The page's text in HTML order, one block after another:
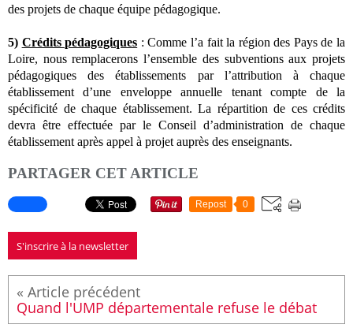
des projets de chaque équipe pédagogique.
5) Crédits pédagogiques : Comme l’a fait la région des Pays de la
Loire, nous remplacerons l’ensemble des subventions aux projets
pédagogiques des établissements par l’attribution à chaque
établissement d’une enveloppe annuelle tenant compte de la
spécificité de chaque établissement. La répartition de ces crédits
devra être effectuée par le Conseil d’administration de chaque
établissement après appel à projet auprès des enseignants.
PARTAGER CET ARTICLE
Repost 0
S'inscrire à la newsletter
Quand l'UMP départementale refuse le débat